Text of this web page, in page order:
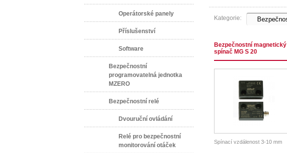
Operátorské panely
Příslušenství
Software
Bezpečnostní
programovatelná jednotka
MZERO
Bezpečnostní relé
Dvouruční ovládání
Relé pro bezpečnostní
monitorování otáček
Kategorie:
Bezpečnostní magnetický
spínač MG S 20
Spínací vzdálenost 3-10 mm